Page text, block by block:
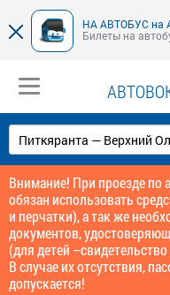
НА АВТОБУС на
Билеты на
Внимание! При проезде
обязан использовать
и перчатки), а так же
документов,
(для детей
В случае их отсутствия,
допускается!